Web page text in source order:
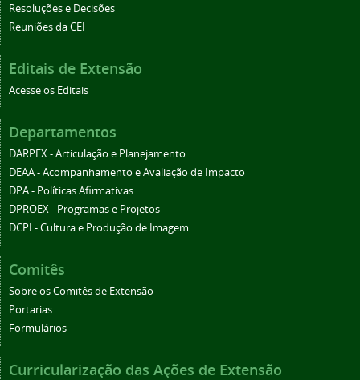
Resoluções e Decisões
Reuniões da CEI
Editais de Extensão
Acesse os Editais
Departamentos
DARPEX - Articulação e Planejamento
DEAA - Acompanhamento e Avaliação de Impacto
DPA - Políticas Afirmativas
DPROEX - Programas e Projetos
DCPI - Cultura e Produção de Imagem
Comitês
Sobre os Comitês de Extensão
Portarias
Formulários
Curricularização das Ações de Extensão